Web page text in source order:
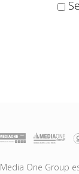
Media One Group